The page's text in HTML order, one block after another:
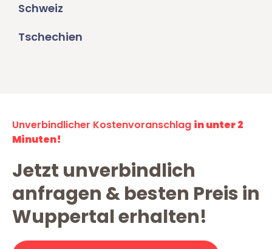
Schweiz
Tschechien
Unverbindlicher Kostenvoranschlag in unter 2
Minuten!
Jetzt unverbindlich
anfragen & besten Preis in
Wuppertal erhalten!